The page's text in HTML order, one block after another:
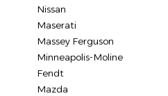
Nissan
Maserati
Massey Ferguson
Minneapolis-Moline
Fendt
Mazda